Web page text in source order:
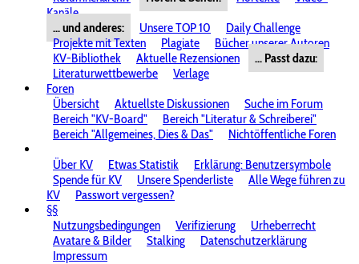
Kanäle
... und anderes:
Unsere TOP 10
Daily Challenge
Projekte mit Texten
Plagiate
Bücher unserer Autoren
KV-Bibliothek
Aktuelle Rezensionen
... Passt dazu:
Literaturwettbewerbe
Verlage
Foren
Übersicht
Aktuellste Diskussionen
Suche im Forum
Bereich "KV-Board"
Bereich "Literatur & Schreiberei"
Bereich "Allgemeines, Dies & Das"
Nichtöffentliche Foren
Über KV
Etwas Statistik
Erklärung: Benutzersymbole
Spende für KV
Unsere Spenderliste
Alle Wege führen zu
KV
Passwort vergessen?
§§
Nutzungsbedingungen
Verifizierung
Urheberrecht
Avatare & Bilder
Stalking
Datenschutzerklärung
Impressum